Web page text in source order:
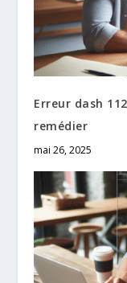
Erreur dash
remédier
mai 26, 2025